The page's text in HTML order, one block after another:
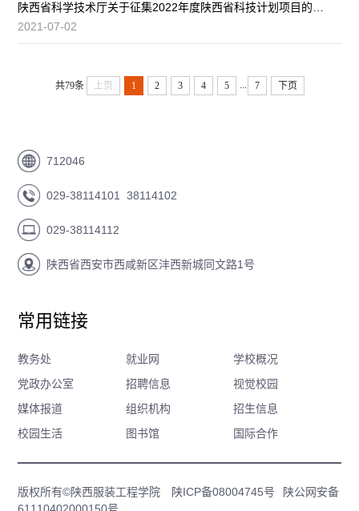
陕西省科学技术厅关于征集2022年度陕西省科技计划项目的通知
2021-07-02
共79条 上页 1 2 3 4 5 ... 7 下页
712046
029-38114101 38114102
029-38114112
陕西省西安市西咸新区沣西新城同文路1号
常用链接
教务处 就业网
学校概况
党政办公室
招聘信息
视觉校园
媒体报道
组织机构
招生信息
校园生活
图书馆 国际合作
版权所有©陕西服装工程学院 陕ICP备08004745号
陕公网安备